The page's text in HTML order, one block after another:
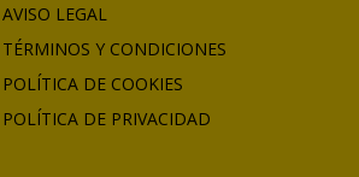
AVISO LEGAL
TÉRMINOS Y CONDICIONES
POLÍTICA DE COOKIES
POLÍTICA DE PRIVACIDAD